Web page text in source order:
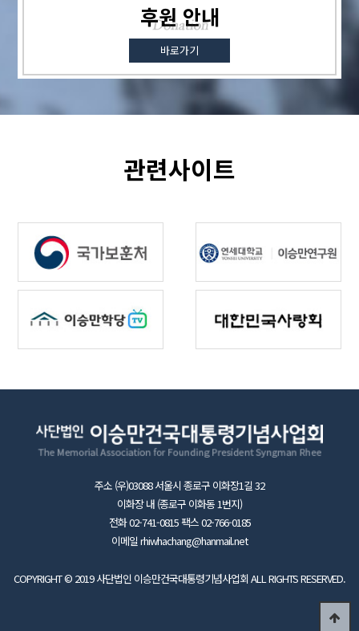
후원 안내
바로가기
관련사이트
주소 (우)03088 서울시 종로구 이화장1길 32
이화장 내 (종로구 이화동 1번지)
전화 02-741-0815 팩스 02-766-0185
이메일 rhiwhachang@hanmail.net
COPYRIGHT © 2019 사단법인 이승만건국대통령기념사업회 ALL RIGHTS RESERVED.